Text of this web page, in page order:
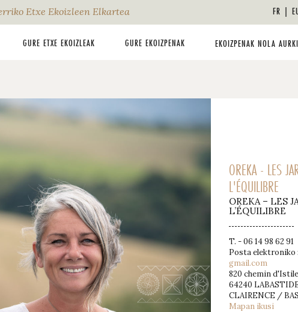
Etxe Ekoizleen Elkartea FR
GURE ETXE EKOIZLEAK GURE EKOIZPENAK EKOIZPENAK NOLA
OREKA - LES
L'ÉQUILIBRE
OREKA – LES
L’ÉQUILIBRE
T. - 06 14 98 62 91
Posta elektroniko :
gmail.com
820 chemin
64240
CLAIRENCE /
Mapan ikusi